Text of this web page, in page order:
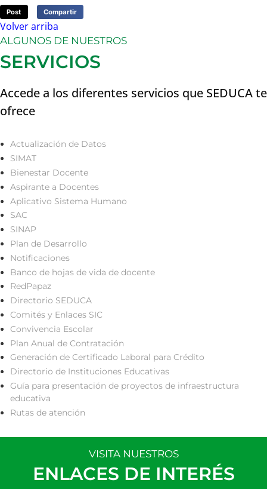
Post Compartir
Volver arriba
ALGUNOS DE NUESTROS
SERVICIOS
Accede a los diferentes servicios que SEDUCA te
ofrece
Actualización de Datos
SIMAT
Bienestar Docente
Aspirante a Docentes
Aplicativo Sistema Humano
SAC
SINAP
Plan de Desarrollo
Notificaciones
Banco de hojas de vida de docente
RedPapaz
Directorio SEDUCA
Comités y Enlaces SIC
Convivencia Escolar
Plan Anual de Contratación
Generación de Certificado Laboral para Crédito
Directorio de Instituciones Educativas
Guía para presentación de proyectos de infraestructura
educativa
Rutas de atención
VISITA NUESTROS
ENLACES DE INTERÉS